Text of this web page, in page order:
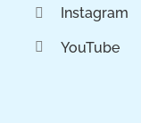
Instagram
YouTube